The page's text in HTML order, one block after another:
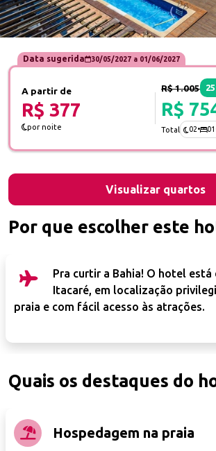
Por que escolher este
Pra curtir a Bahia! O hotel está
Itacaré, em localização
praia e com fácil acesso às atrações.
Data sugerida 30/05/2027a 01/06/2027
A partir de
R$ 377
por noite
R$ 1.005
R$
Total 02• 01
Visualizar quartos
Quais os destaques do
Hospedagem na praia